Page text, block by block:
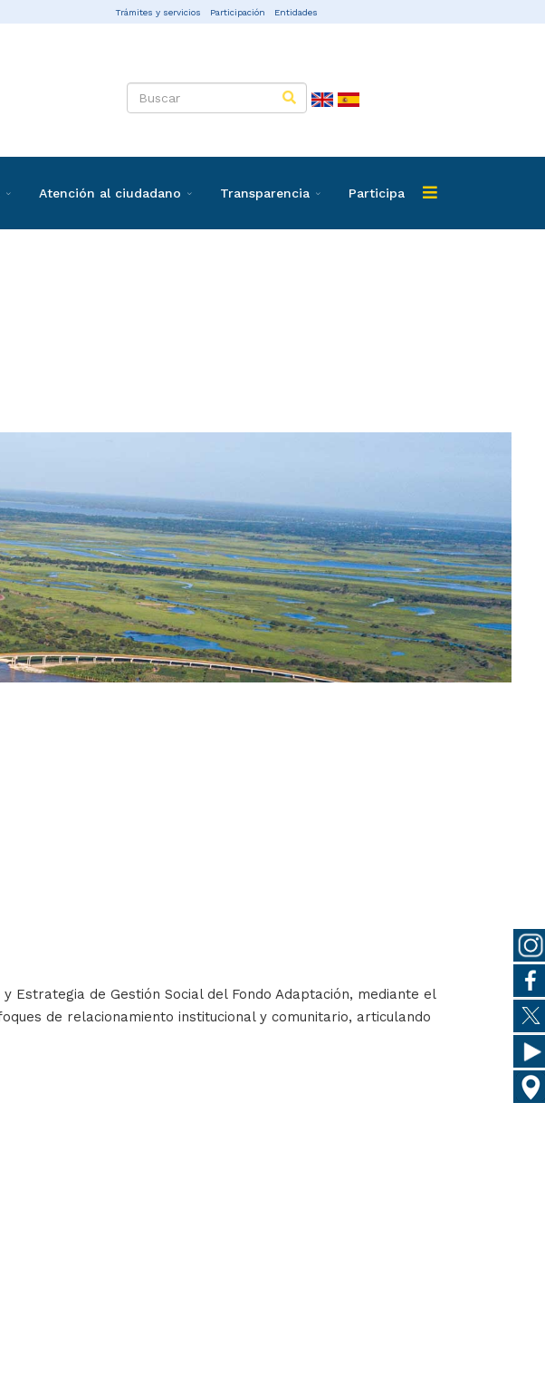
Trámites y servicios Participación Entidades
Atención al ciudadano Transparencia Participa
de Gestión Social del Fondo Adaptación, mediante el
de relacionamiento institucional y comunitario, articulando